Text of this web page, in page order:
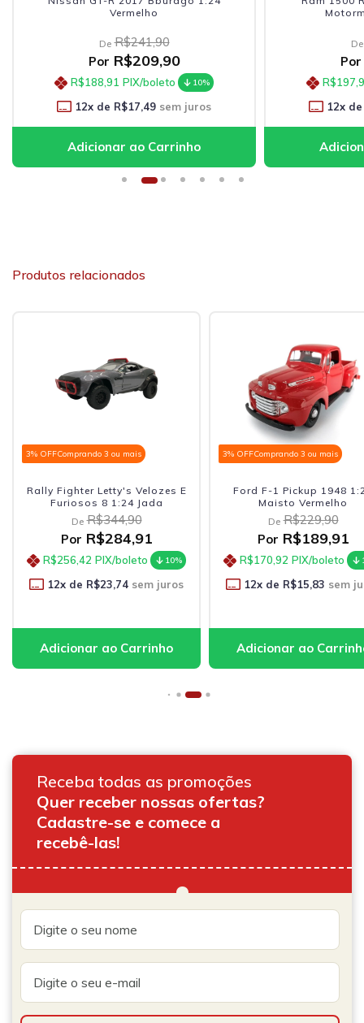
Vermelho
De R$241,90
PorR$209,90
R$188,91 PIX/boleto 10%
12x de R$17,49sem juros
De
Por
12x de
Produtos relacionados
3% OFFComprando 3 ou mais
Rally Fighter Letty's Velozes E
Furiosos 8 1:24 Jada
De R$344,90
Por R$284,91
R$256,42 PIX/boleto 10%
12x de R$23,74 sem juros
3% OFFComprando 3 ou mais
Ford F-1 Pickup 1948
Maisto Vermelho
De R$229,90
Por R$189,91
R$170,92 PIX/boleto
12x de R$15,83 sem
Receba todas as promoções
Quer receber nossas ofertas?
Cadastre-se e comece a
recebê-las!